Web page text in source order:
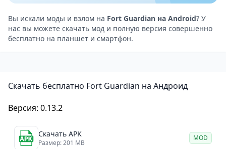
пехоты, другие справляются с бронированными
целями.
Ресурсы добываются за победы и успешно
отраженные атаки. Их можно тратить на
защитой и экономикой — ключевой элемент
быстро приводят к прорыву обороны.
Визуально игра выдержана в ярком мультяшном
стиле с четкой анимацией боев. Управление
Вы искали моды и взлом на Fort Guardian на Android? У
нас вы можете скачать мод и полную версия совершенно
бесплатно на планшет и смартфон.
Скачать бесплатно Fort Guardian на Андроид
Версия: 0.13.2
Скачать APK
Размер: 201 MB
MOD